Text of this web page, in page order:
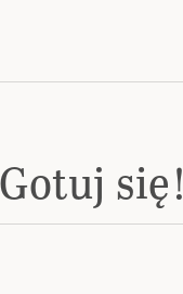
Gotuj się!